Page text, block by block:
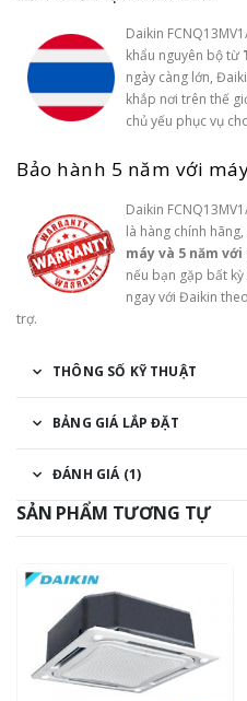
Daikin
khẩu nguyên bộ từ
ngày càng lớn,
khắp nơi trên thế
chủ yếu phục vụ
Bảo hành 5 năm với
Daikin
là hàng chính
máy và 5 năm
nếu bạn gặp bất
ngay với Đaikin
trợ.
THÔNG SỐ KỸ THUẬT
BẢNG GIÁ LẮP ĐẶT
ĐÁNH GIÁ (1)
SẢN PHẨM TƯƠNG TỰ